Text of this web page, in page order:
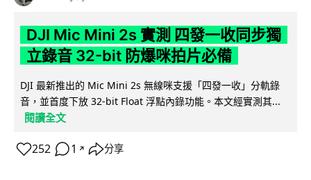
DJI Mic Mini 2s 實測 四發一收同步獨
立錄音 32-bit 防爆咪拍片必備
DJI 最新推出的 Mic Mini 2s 無線咪支援「四發一收」分軌錄
音，並首度下放 32-bit Float 浮點內錄功能。本文經實測其...
閱讀全文
252 1 ↗ 分享